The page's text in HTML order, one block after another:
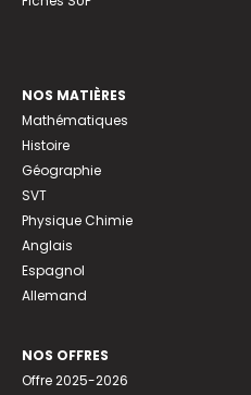
NOS MATIÈRES
Mathématiques
Histoire
Géographie
SVT
Physique Chimie
Anglais
Espagnol
Allemand
NOS OFFRES
Offre 2025-2026